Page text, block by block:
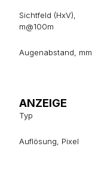
Sichtfeld (HxV),
m@100m
Augenabstand, mm
ANZEIGE
Typ
Auflösung, Pixel